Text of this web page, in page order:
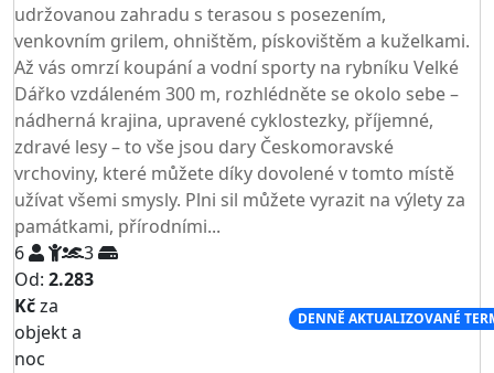
udržovanou zahradu s terasou s posezením,
venkovním grilem, ohništěm, pískovištěm a kuželkami.
Až vás omrzí koupání a vodní sporty na rybníku Velké
Dářko vzdáleném 300 m, rozhlédněte se okolo sebe –
nádherná krajina, upravené cyklostezky, příjemné,
zdravé lesy – to vše jsou dary Českomoravské
vrchoviny, které můžete díky dovolené v tomto místě
užívat všemi smysly. Plni sil můžete vyrazit na výlety za
památkami, přírodními...
6
3
Od: 2.283
Kčza
objekt a
noc
DENNĚ AKTUALIZOVANÉ